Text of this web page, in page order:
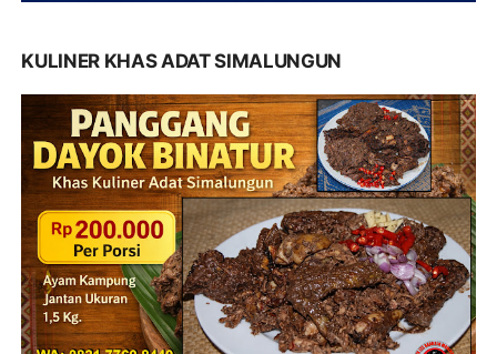
KULINER KHAS ADAT SIMALUNGUN